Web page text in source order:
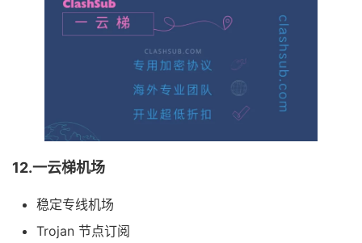
12.一云梯机场
稳定专线机场
Trojan 节点订阅